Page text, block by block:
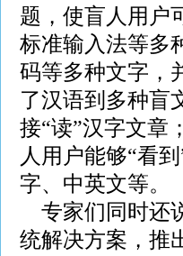
题，使盲人用户
标准输入法等多
码等多种文字，
了汉语到多种盲
接“读”汉字文章
人用户能够“看
字、中英文等。
专家们同时还
统解决方案，推